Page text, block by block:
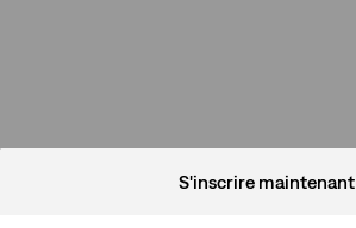
S'inscrire maintenant